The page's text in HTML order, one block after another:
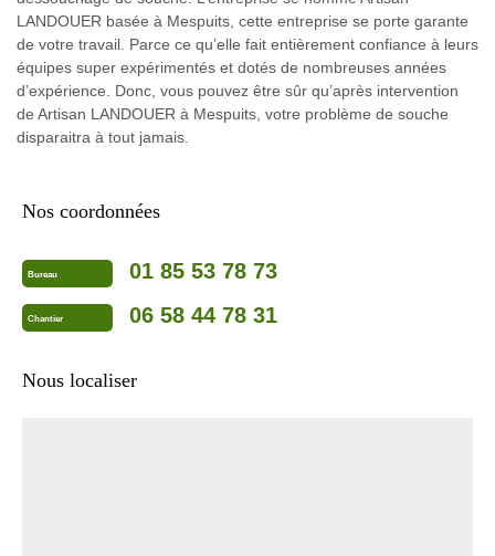
LANDOUER basée à Mespuits, cette entreprise se porte garante
de votre travail. Parce ce qu’elle fait entièrement confiance à leurs
équipes super expérimentés et dotés de nombreuses années
d’expérience. Donc, vous pouvez être sûr qu’après intervention
de Artisan LANDOUER à Mespuits, votre problème de souche
disparaitra à tout jamais.
Nos coordonnées
Bureau 01 85 53 78 73
Chantier 06 58 44 78 31
Nous localiser